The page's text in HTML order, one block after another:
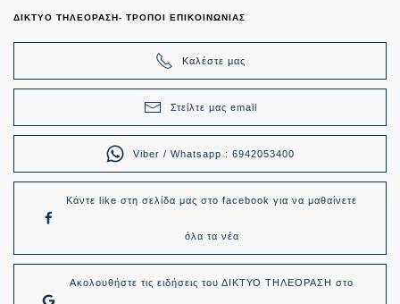
ΔΙΚΤΥΟ ΤΗΛΕΟΡΑΣΗ- ΤΡΟΠΟΙ ΕΠΙΚΟΙΝΩΝΙΑΣ
Καλέστε μας
Στείλτε μας email
Viber / Whatsapp : 6942053400
Κάντε like στη σελίδα μας στο facebook για να μαθαίνετε
όλα τα νέα
Ακολουθήστε τις ειδήσεις του ΔΙΚΤΥΟ ΤΗΛΕΟΡΑΣΗ στο